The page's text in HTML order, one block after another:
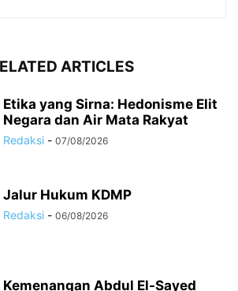
ARTICLES
Etika yang Sirna: Hedonisme Elit
Negara dan Air Mata Rakyat
Redaksi - 07/08/2026
Jalur Hukum KDMP
Redaksi - 06/08/2026
Kemenangan Abdul El-Sayed